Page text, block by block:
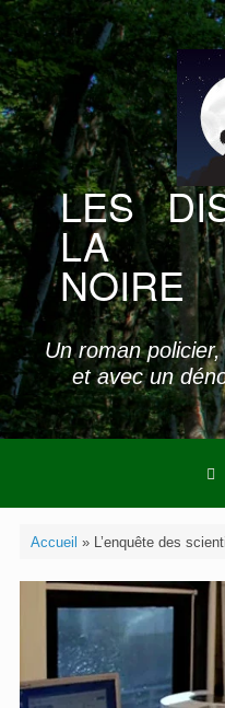
Skip
content
LES
LA
NOIRE
Un roman
et avec un
Accueil » L’enquête des